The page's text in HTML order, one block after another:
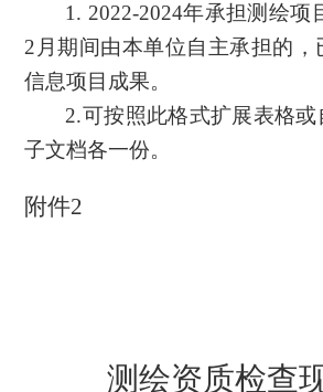
1. 2022-2024年承担测绘项
2 月期间由本单位自主承担的
信息项目成果。
2.可按照此格式扩展表格
子文档各一份。
附件2
测绘资质检查